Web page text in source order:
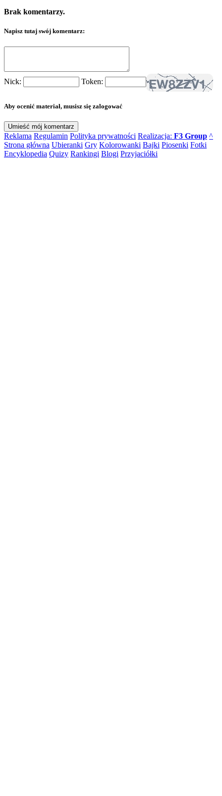
Brak komentarzy.
Napisz tutaj swój komentarz:
Nick: Token:
Aby ocenić materiał, musisz się zalogować
Reklama Regulamin Polityka prywatności Realizacja: F3 Group ^
Strona główna Ubieranki Gry Kolorowanki Bajki Piosenki Fotki
Encyklopedia Quizy Rankingi Blogi Przyjaciółki